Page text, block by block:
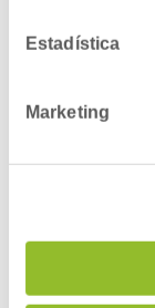
Estadística
Marketing